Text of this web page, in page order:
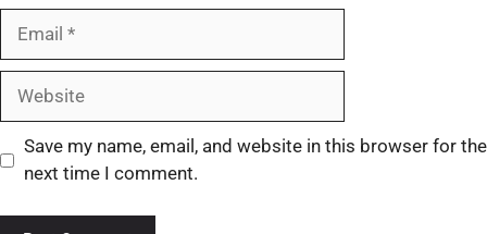
Save my name, email, and website in this browser for the
next time I comment.